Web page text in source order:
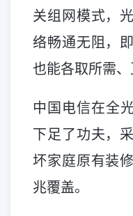
关组网模式，
络畅通无阻，
也能各取所需、
中国电信在全
下足了功夫，
坏家庭原有装
兆覆盖。